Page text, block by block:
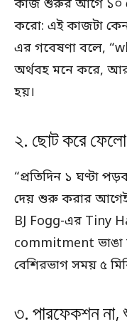
কাজ শুরুর আগে ১০
করো: এই কাজটা
এর গবেষণা বলে,
অর্থবহ মনে করে,
হয়।
২. ছোট করে ফেলো
“প্রতিদিন ১ ঘণ্টা
দেয় শুরু করার
BJ Fogg-এর Tiny
commitment
বেশিরভাগ সময় ৫
৩. পারফেকশন না,